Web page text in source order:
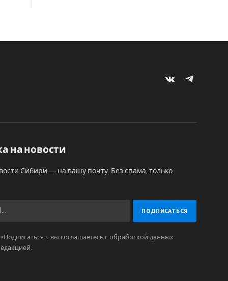
VKontakteTelegram
на новости
Сибири — на вашу почту. Без спама, только
вы соглашаетесь с обработкой данных.